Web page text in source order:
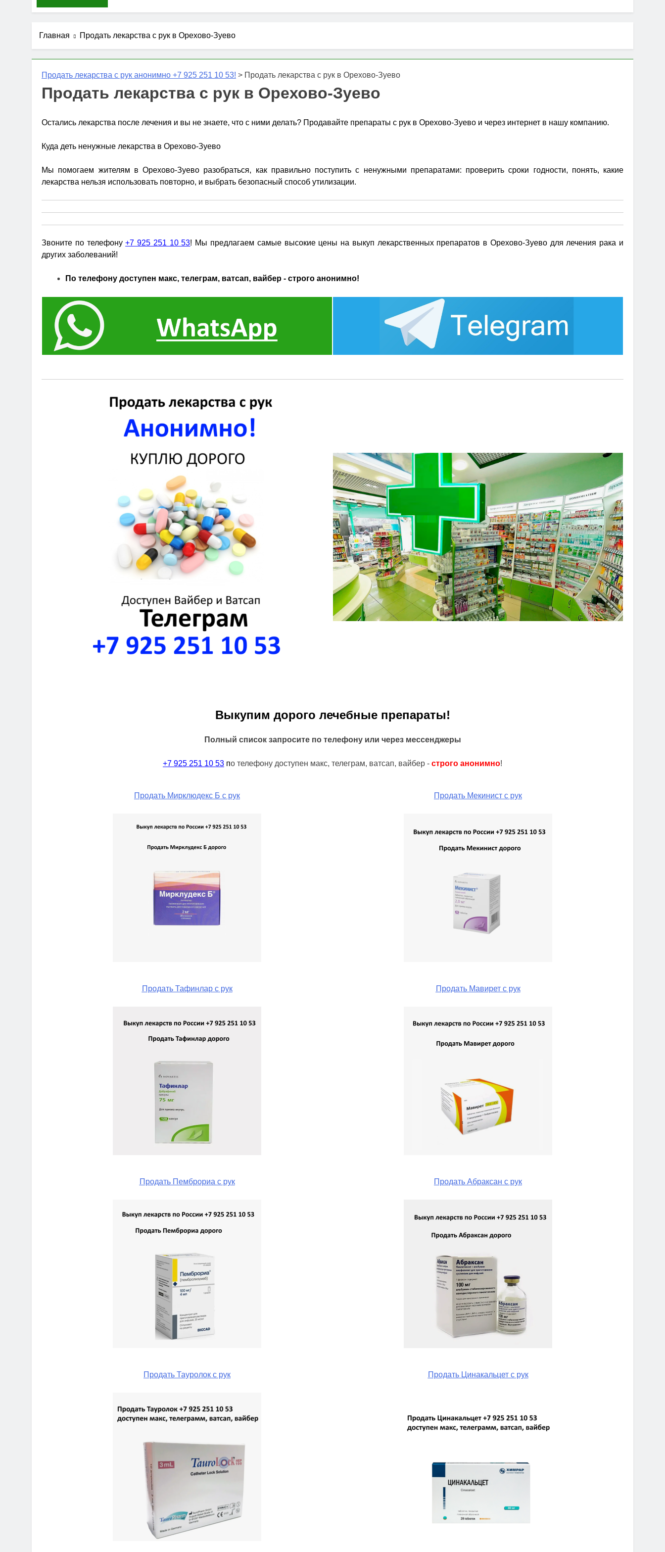
Главная Продать лекарства с рук в Орехово-Зуево
Продать лекарства с рук анонимно +7 925 251 10 53! > Продать лекарства с рук в Орехово-Зуево
Продать лекарства с рук в Орехово-Зуево
Остались лекарства после лечения и вы не знаете, что с ними делать? Продавайте препараты с рук в Орехово-Зуево и через интернет в нашу компанию.
Куда деть ненужные лекарства в Орехово-Зуево
Мы помогаем жителям в Орехово-Зуево разобраться, как правильно поступить с ненужными препаратами: проверить сроки годности, понять, какие
лекарства нельзя использовать повторно, и выбрать безопасный способ утилизации.
Звоните по телефону+7 925 251 10 53! Мы предлагаем самые высокие цены на выкуп лекарственных препаратов в Орехово-Зуево для лечения рака и
других заболеваний!
По телефону доступен макс, телеграм, ватсап, вайбер - строго анонимно!
Выкупим дорого лечебные препараты!
Полный список запросите по телефону или через мессенджеры
+7 925 251 10 53 по телефону доступен макс, телеграм, ватсап, вайбер - строго анонимно!
Продать Мирклюдекс Б с рук Продать Мекинист с рук
Продать Тафинлар с рук Продать Мавирет с рук
Продать Пемброриа с рук Продать Абраксан с рук
Продать Тауролок с рук Продать Цинакальцет с рук